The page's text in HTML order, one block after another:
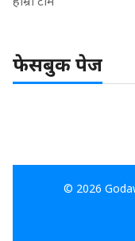
फेसबुक पेज
© 2026